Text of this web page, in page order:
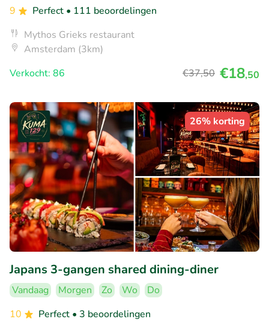
9
Perfect • 111 beoordelingen
Mythos Grieks restaurant
Amsterdam (3km)
Verkocht: 86
€37,50 €18,50
26% korting
Japans 3-gangen shared dining-diner
Vandaag Morgen Zo Wo
Do
10
Perfect • 3 beoordelingen